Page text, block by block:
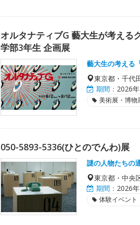
オルタナティブG 藝大生が考える
学部3年生 企画展
藝大生の考える
東京都・千代
期間： 2026
美術展・博物
050-5893-5336(ひとのでんわ)展
謎の人物たちの
東京都・中央
期間： 2026
体験イベント